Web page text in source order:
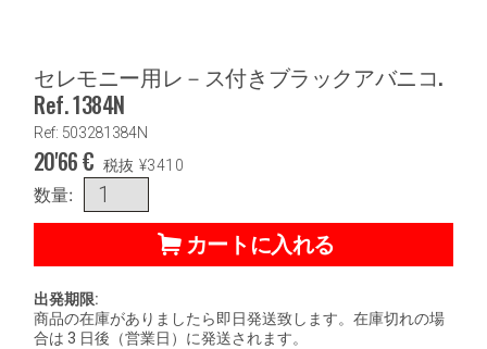
セレモニー用レ－ス付きブラックアバニコ.
Ref. 1384N
Ref: 503281384N
20'66€ 税抜 ¥3410
数量:
カートに入れる
出発期限:
商品の在庫がありましたら即日発送致します。在庫切れの場
合は 3 日後（営業日）に発送されます。